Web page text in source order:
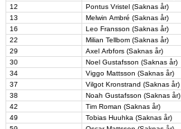
12
Pontus Vristel (Saknas år)
13
Melwin Ambré (Saknas år)
16
Leo Fransson (Saknas år)
22
Milian Tellbom (Saknas år)
29
Axel Arbfors (Saknas år)
30
Noel Gustafsson (Saknas år)
34
Viggo Mattsson (Saknas år)
37
Vilgot Kronstrand (Saknas år)
38
Noah Gustafsson (Saknas år)
42
Tim Roman (Saknas år)
49
Tobias Huuhka (Saknas år)